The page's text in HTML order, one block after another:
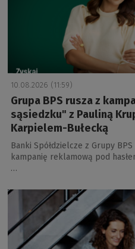
10.08.2026 (11:59)
Grupa BPS rusza z
sąsiedzku" z Pauliną
Karpielem-Bułecką
Banki Spółdzielcze z Grupy
kampanię reklamową pod
…
a